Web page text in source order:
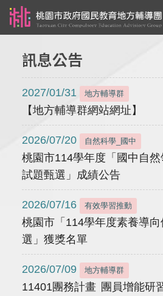
訊息公告
2027/01/31 地方輔導群
【地方輔導群網站網址】
2026/07/20 自然科學_國中
桃園市114學年度「國中自
試題甄選」成績公告
2026/07/16 有效學習推動
桃園市「114學年度素養導
選」獲獎名單
2026/07/09 地方輔導群
11401團務計畫 團員增能研